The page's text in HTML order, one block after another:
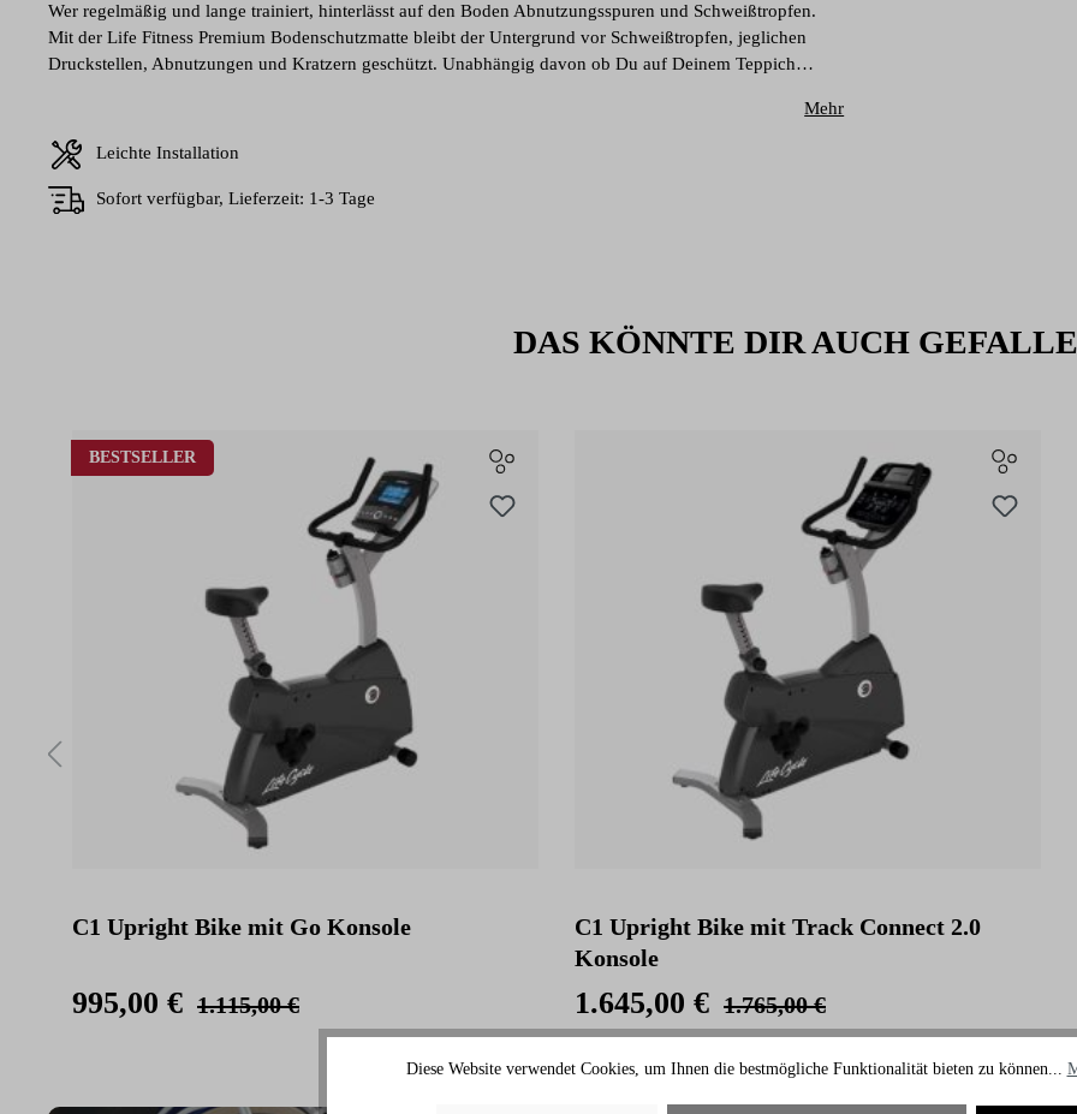
Wer regelmäßig und lange trainiert, hinterlässt auf den Boden Abnutzungsspuren und Schweißtropfen.
Mit der Life Fitness Premium Bodenschutzmatte bleibt der Untergrund vor Schweißtropfen, jeglichen
Druckstellen, Abnutzungen und Kratzern geschützt. Unabhängig davon ob Du auf Deinem Teppich
Mehr
Leichte Installation
Sofort verfügbar, Lieferzeit: 1-3 Tage
DAS KÖNNTE DIR AUCH
Produktgalerie überspringen
BESTSELLER
C1 Upright Bike mit Go Konsole
995,00 € 1.115,00 €
C1 Upright Bike mit Track Connect 2.0
Konsole
1.645,00 € 1.765,00 €
Diese Website verwendet Cookies, um Ihnen die bestmögliche Funktionalität bieten zu können...